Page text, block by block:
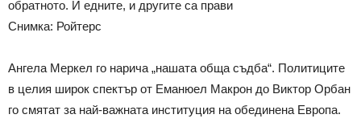
обратното. И едните, и другите са прави
Снимка: Ройтерс
Ангела Меркел го нарича „нашата обща съдба“. Политиците
в целия широк спектър от Еманюел Макрон до Виктор Орбан
го смятат за най-важната институция на обединена Европа.